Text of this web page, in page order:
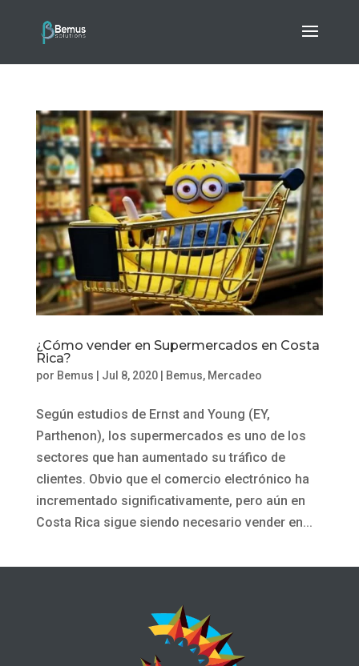
¿Cómo vender en Supermercados en Costa
Rica?
por Bemus Jul 8, 2020| Bemus, Mercadeo
Según estudios de Ernst and Young (EY,
Parthenon), los supermercados es uno de los
sectores que han aumentado su tráfico de
clientes. Obvio que el comercio electrónico ha
incrementado significativamente, pero aún en
Costa Rica sigue siendo necesario vender en...